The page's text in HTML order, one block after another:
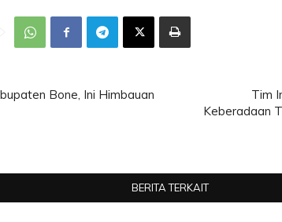
Bone, Ini Himbauan
Tim
Keberadaan
BERITA TERKAIT